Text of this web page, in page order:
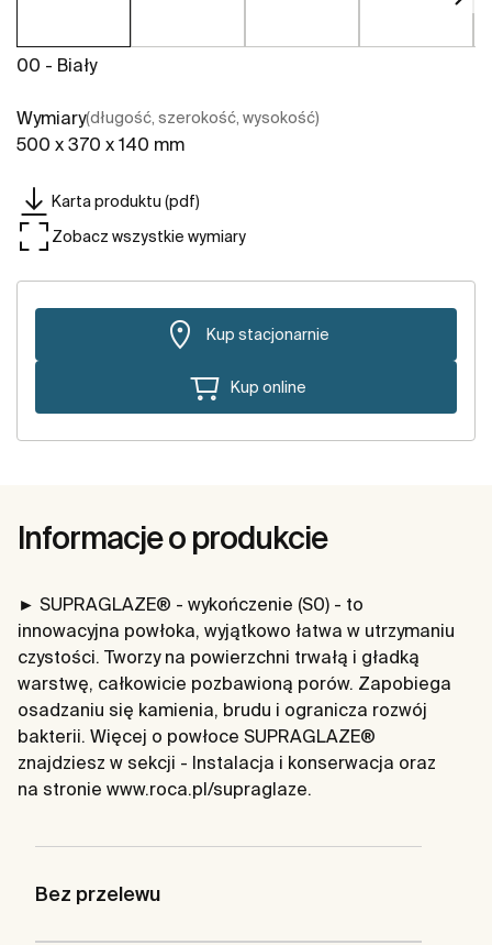
00 - Biały
Wymiary(długość, szerokość, wysokość)
500 x 370 x 140 mm
Karta produktu (pdf)
Zobacz wszystkie wymiary
Kup stacjonarnie
Kup online
Informacje o produkcie
► SUPRAGLAZE® - wykończenie (S0) - to
innowacyjna powłoka, wyjątkowo łatwa w utrzymaniu
czystości. Tworzy na powierzchni trwałą i gładką
warstwę, całkowicie pozbawioną porów. Zapobiega
osadzaniu się kamienia, brudu i ogranicza rozwój
bakterii. Więcej o powłoce SUPRAGLAZE®
znajdziesz w sekcji - Instalacja i konserwacja oraz
na stronie www.roca.pl/supraglaze.
Bez przelewu